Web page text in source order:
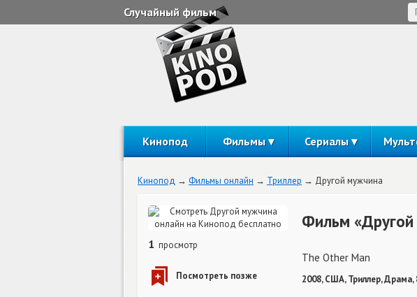
Случайный фильм
Кинопод Фильмы Сериалы
Кинопод Фильмы онлайн Триллер Другой мужчина
1 просмотр
Фильм «Другой
The Other Man
2008, США, Триллер, Драма,